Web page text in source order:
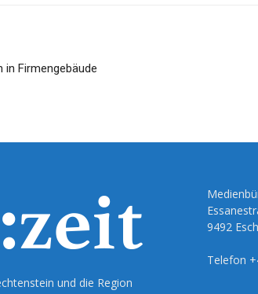
in Firmengebäude
und die Region
9492
Telefon